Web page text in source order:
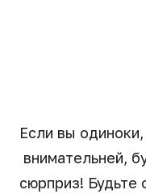
Если вы
внимательней,
сюрприз!